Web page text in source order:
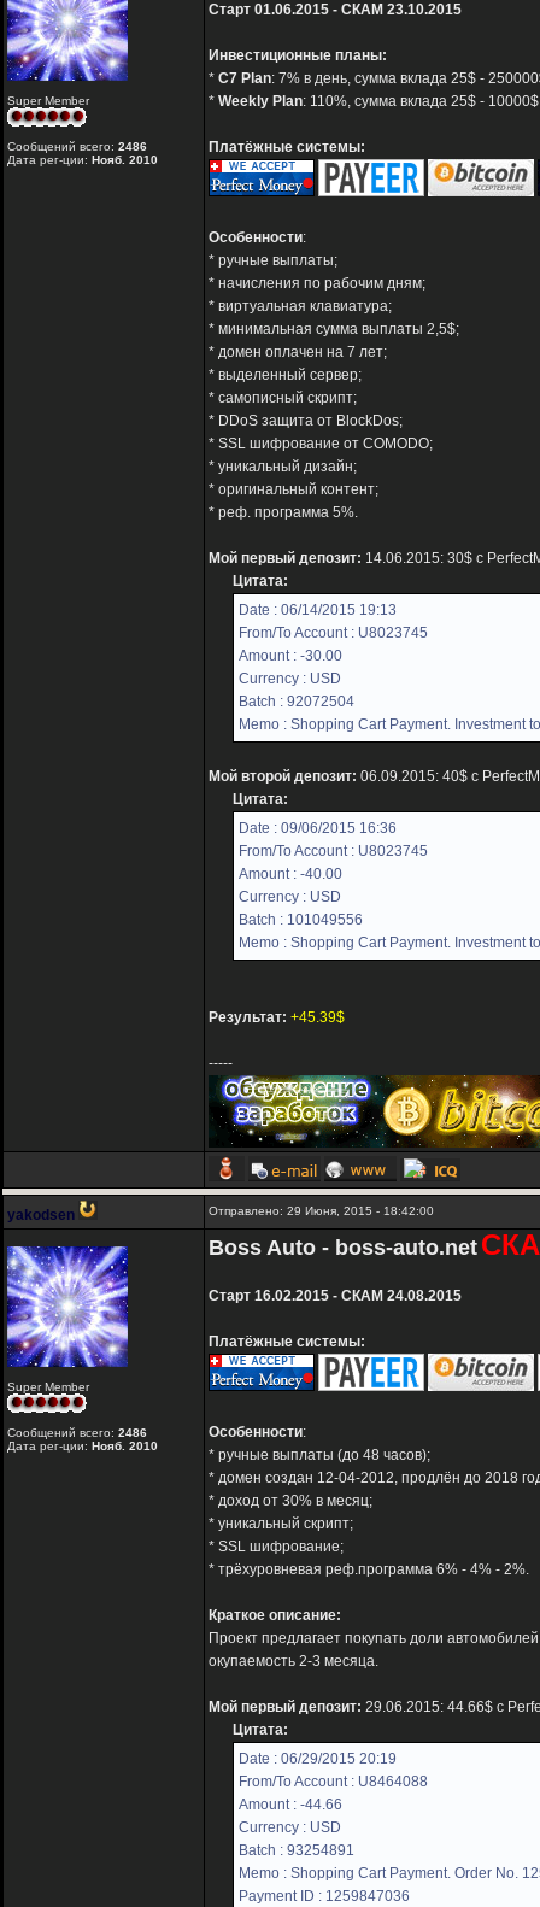
Super Member
Сообщений всего: 2486
Дата рег-ции: Нояб. 2010
Старт 01.06.2015 - СКАМ 23.10.2015
Инвестиционные планы:
* C7 Plan: 7% в день, сумма вклада 25$ -
* Weekly Plan: 110%, сумма вклада 25$ -
Платёжные системы:
Особенности:
* ручные выплаты;
* начисления по рабочим дням;
* виртуальная клавиатура;
* минимальная сумма выплаты 2,5$;
* домен оплачен на 7 лет;
* выделенный сервер;
* самописный скрипт;
* DDoS защита от BlockDos;
* SSL шифрование от COMODO;
* уникальный дизайн;
* оригинальный контент;
* реф. программа 5%.
Мой первый депозит: 14.06.2015: 30$ с
Цитата:
Date : 06/14/2015 19:13
From/To Account : U8023745
Amount : -30.00
Currency : USD
Batch : 92072504
Memo : Shopping Cart Payment. Investment
Мой второй депозит: 06.09.2015: 40$ с
Цитата:
Date : 09/06/2015 16:36
From/To Account : U8023745
Amount : -40.00
Currency : USD
Batch : 101049556
Memo : Shopping Cart Payment. Investment
Результат: +45.39$
-----
yakodsen Отправлено: 29 Июня, 2015 - 18:42:00
Super Member
Сообщений всего: 2486
Дата рег-ции: Нояб. 2010
Boss Auto - boss-auto.net
Старт 16.02.2015 - СКАМ 24.08.2015
Платёжные системы:
Особенности:
* ручные выплаты (до 48 часов);
* домен создан 12-04-2012, продлён до 2018
* доход от 30% в месяц;
* уникальный скрипт;
* SSL шифрование;
* трёхуровневая реф.программа 6% - 4% - 2%.
Краткое описание:
Проект предлагает покупать доли
окупаемость 2-3 месяца.
Мой первый депозит: 29.06.2015: 44.66$ с
Цитата:
Date : 06/29/2015 20:19
From/To Account : U8464088
Amount : -44.66
Currency : USD
Batch : 93254891
Memo : Shopping Cart Payment. Order No.
Payment ID : 1259847036